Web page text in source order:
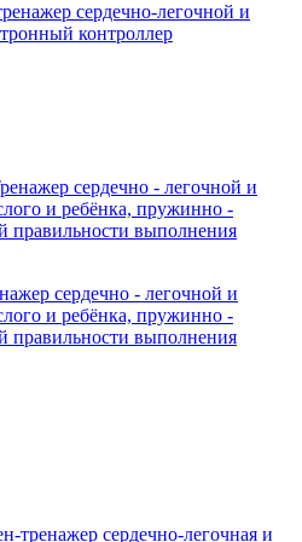
сердечно-легочной и
контроллер
сердечно - легочной и
и ребёнка, пружинно -
правильности выполнения